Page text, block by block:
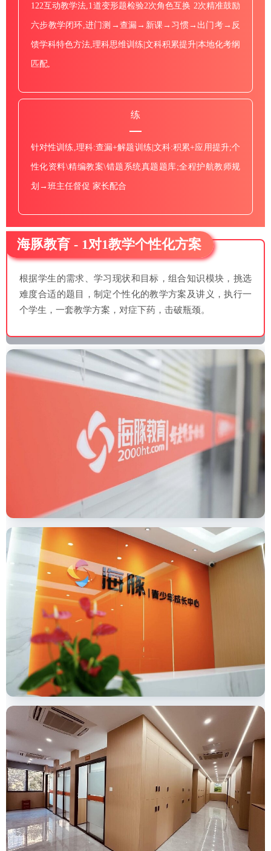
122互动教学法,1道变形题检验2次角色互换 2次精准鼓励
六步教学闭环,进门测→查漏→新课→习惯→出门考→反
馈学科特色方法,理科思维训练|文科积累提升|本地化考纲
匹配,
练
针对性训练,理科:查漏+解题训练|文科:积累+应用提升;个
性化资料\精编教案\错题系统真题题库;全程护航教师规
划→班主任督促 家长配合
海豚教育 - 1对1教学个性化方案
根据学生的需求、学习现状和目标，组合知识模块，挑选
难度合适的题目，制定个性化的教学方案及讲义，执行一
个学生，一套教学方案，对症下药，击破瓶颈。